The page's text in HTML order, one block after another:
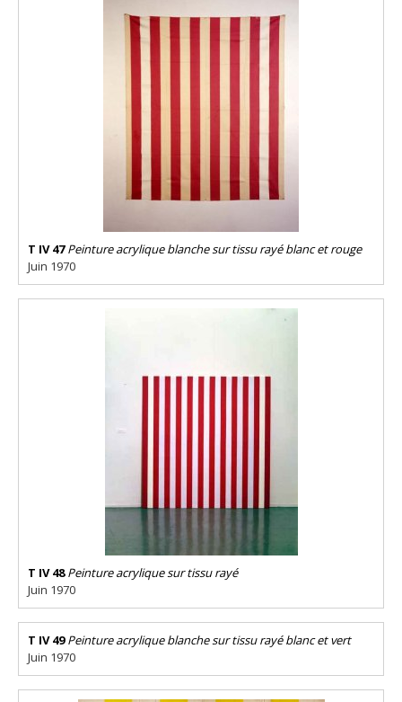
T IV 47 Peinture acrylique blanche sur tissu rayé blanc et rouge
Juin 1970
T IV 48 Peinture acrylique sur tissu rayé
Juin 1970
T IV 49 Peinture acrylique blanche sur tissu rayé blanc et vert
Juin 1970